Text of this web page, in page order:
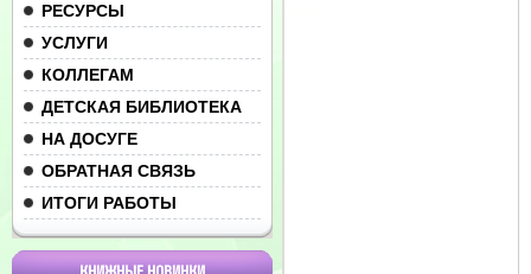
РЕСУРСЫ
УСЛУГИ
КОЛЛЕГАМ
ДЕТСКАЯ БИБЛИОТЕКА
НА ДОСУГЕ
ОБРАТНАЯ СВЯЗЬ
ИТОГИ РАБОТЫ